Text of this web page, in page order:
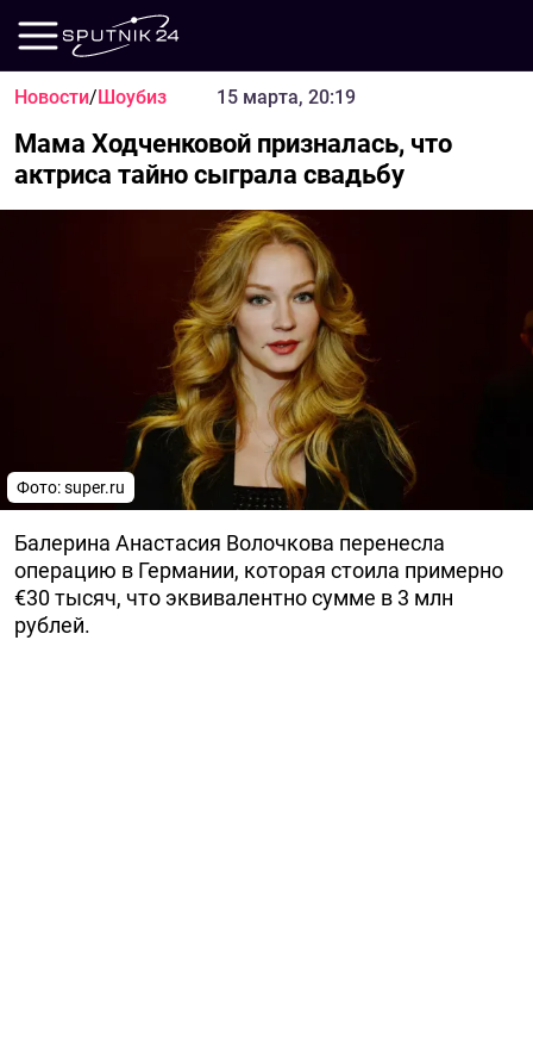
Новости/Шоубиз 15 марта, 20:19
Мама Ходченковой призналась, что
актриса тайно сыграла свадьбу
Фото: super.ru
Балерина Анастасия Волочкова перенесла
операцию в Германии, которая стоила примерно
€30 тысяч, что эквивалентно сумме в 3 млн
рублей.